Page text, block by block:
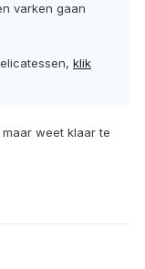
varken gaan
klik
weet klaar te